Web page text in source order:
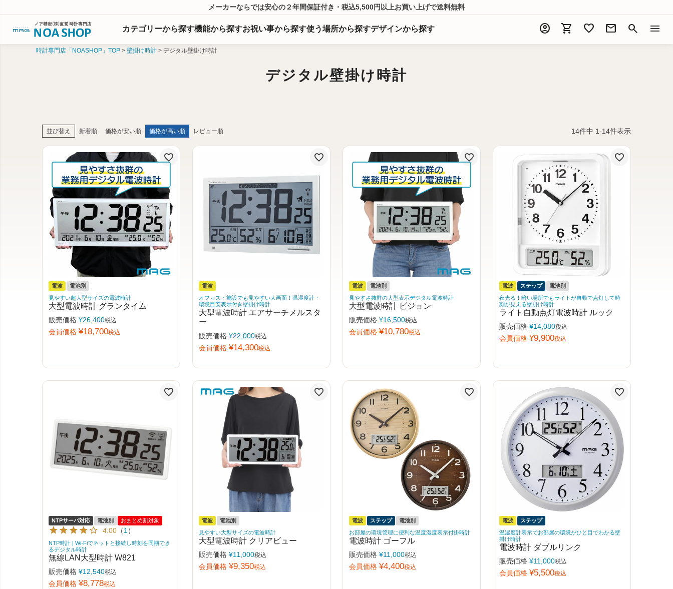
メーカーならでは安心の２年間保証付き・税込5,500円以上お買い上げで送料無料
カテゴリーから探す機能から探すお祝い事から探す使う場所から探すデザインから探す account_circle shopping_cart favorite mail search menu
時計専門店「NOASHOP」TOP 壁掛け時計 デジタル壁掛け時計
デジタル壁掛け時計
並び替え 新着順 価格が安い順 価格が高い順 レビュー順 14件中 1-14件表示
電波
電池別
見やすい超大型サイズの電波時計
大型電波時計 グランタイム
販売価格 ¥26,400税込
会員価格 ¥18,700税込
電波
オフィス・施設でも見やすい大画面！温湿度計・
環境目安表示付き壁掛け時計
大型電波時計 エアサーチメルスタ
ー
販売価格 ¥22,000税込
会員価格 ¥14,300税込
電波
電池別
見やすさ抜群の大型表示デジタル電波時計
大型電波時計 ビジョン
販売価格 ¥16,500税込
会員価格 ¥10,780税込
電波 ステップ
電池別
夜光る！暗い場所でもライトが自動で点灯して時
刻が見える壁掛け時計
ライト自動点灯電波時計 ルック
販売価格 ¥14,080税込
会員価格 ¥9,900税込
NTPサーバ対応 電池別 おまとめ割対象
4.00 （1）
NTP時計 | Wi-Fiでネットと接続し時刻を同期でき
るデジタル時計
無線LAN大型時計 W821
販売価格 ¥12,540税込
会員価格 ¥8,778税込
電波
電池別
見やすい大型サイズの電波時計
大型電波時計 クリアビュー
販売価格 ¥11,000税込
会員価格 ¥9,350税込
電波 ステップ
電池別
お部屋の環境管理に便利な温度湿度表示付掛時計
電波時計 ゴーフル
販売価格 ¥11,000税込
会員価格 ¥4,400税込
電波
ステップ
温湿度計表示でお部屋の環境がひと目でわかる壁
掛け時計
電波時計 ダブルリンク
販売価格 ¥11,000税込
会員価格 ¥5,500税込